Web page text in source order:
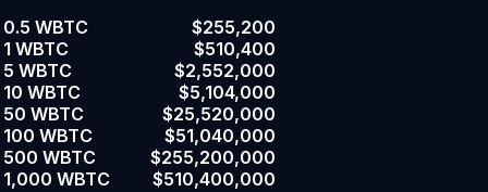
0.5 WBTC
$255,200
1 WBTC
$510,400
5 WBTC
$2,552,000
10 WBTC
$5,104,000
50 WBTC
$25,520,000
100 WBTC
$51,040,000
500 WBTC
$255,200,000
1,000 WBTC
$510,400,000